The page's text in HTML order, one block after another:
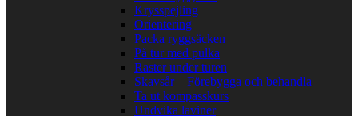
Krysspejling
Orientering
Packa ryggsäcken
På tur med pulka
Raster under turen
Skavsår – Förebygga och behandla
Ta ut kompasskurs
Undvika laviner